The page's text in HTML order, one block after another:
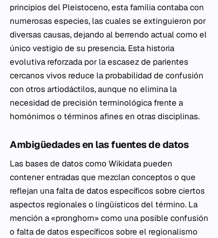
principios del Pleistoceno, esta familia contaba con
numerosas especies, las cuales se extinguieron por
diversas causas, dejando al berrendo actual como el
único vestigio de su presencia. Esta historia
evolutiva reforzada por la escasez de parientes
cercanos vivos reduce la probabilidad de confusión
con otros artiodáctilos, aunque no elimina la
necesidad de precisión terminológica frente a
homónimos o términos afines en otras disciplinas.
Ambigüedades en las fuentes de datos
Las bases de datos como Wikidata pueden
contener entradas que mezclan conceptos o que
reflejan una falta de datos específicos sobre ciertos
aspectos regionales o lingüísticos del término. La
mención a «pronghorn» como una posible confusión
o falta de datos específicos sobre el regionalismo